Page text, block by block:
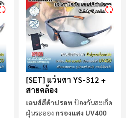
[SET] แว่นตา YS-312 +
สายคล้อง
เลนส์สีดำปรอท ป้องกันสะเก็ด
ฝุ่นระออง กรองแสง UV400